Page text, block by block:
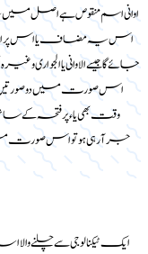
اوانی اسم منقوص ہے اصل
اس یہ مضاف یا اس پر
جائے گا جیسے الاوانی یا
اس صورت میں دو صورتیں
وقت بھی یاء پر فتحہ کے ساتھ
جر آ رہی ہو تو اس صورت
ایک ٹیکنالوجی سے چلنے والا